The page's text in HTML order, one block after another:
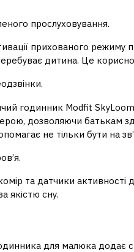
прослуховування.
прихованого режиму
дитина. Це корисно
дозволяючи батькам
не тільки бути на
та датчики
якістю сну.
для малюка додає